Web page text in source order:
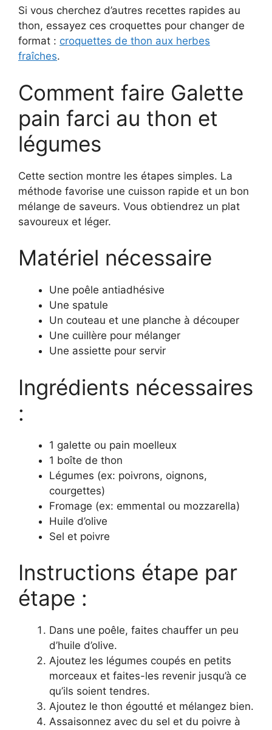
Si vous cherchez d’autres recettes rapides au
thon, essayez ces croquettes pour changer de
format : croquettes de thon aux herbes
fraîches.
Comment faire Galette
pain farci au thon et
légumes
Cette section montre les étapes simples. La
méthode favorise une cuisson rapide et un bon
mélange de saveurs. Vous obtiendrez un plat
savoureux et léger.
Matériel nécessaire
Une poêle antiadhésive
Une spatule
Un couteau et une planche à découper
Une cuillère pour mélanger
Une assiette pour servir
Ingrédients nécessaires
:
1 galette ou pain moelleux
1 boîte de thon
Légumes (ex: poivrons, oignons,
courgettes)
Fromage (ex: emmental ou mozzarella)
Huile d’olive
Sel et poivre
Instructions étape par
étape :
Dans une poêle, faites chauffer un peu
d’huile d’olive.
Ajoutez les légumes coupés en petits
morceaux et faites-les revenir jusqu’à ce
qu’ils soient tendres.
Ajoutez le thon égoutté et mélangez bien.
Assaisonnez avec du sel et du poivre à